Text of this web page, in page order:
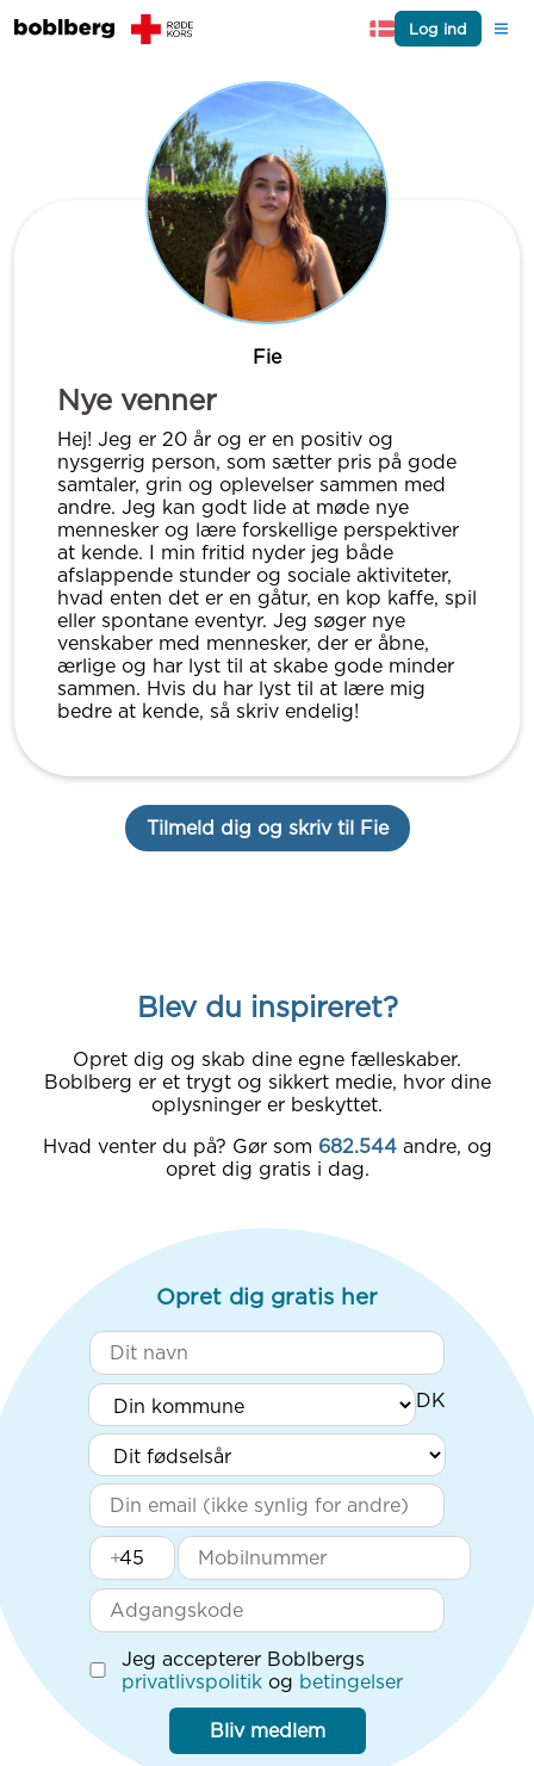
Log ind
Fie
Nye venner
Hej! Jeg er 20 år og er en positiv og
nysgerrig person, som sætter pris på gode
samtaler, grin og oplevelser sammen med
andre. Jeg kan godt lide at møde nye
mennesker og lære forskellige perspektiver
at kende. I min fritid nyder jeg både
afslappende stunder og sociale aktiviteter,
hvad enten det er en gåtur, en kop kaffe, spil
eller spontane eventyr. Jeg søger nye
venskaber med mennesker, der er åbne,
ærlige og har lyst til at skabe gode minder
sammen. Hvis du har lyst til at lære mig
bedre at kende, så skriv endelig!
Tilmeld dig og skriv til Fie
Blev du inspireret?
Opret dig og skab dine egne fælleskaber.
Boblberg er et trygt og sikkert medie, hvor dine
oplysninger er beskyttet.
Hvad venter du på? Gør som 682.544 andre, og
opret dig gratis i dag.
Opret dig gratis her
+
Jeg accepterer Boblbergs
privatlivspolitik og betingelser
Bliv medlem